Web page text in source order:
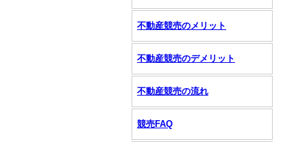
不動産競売のメリット
不動産競売のデメリット
不動産競売の流れ
競売FAQ